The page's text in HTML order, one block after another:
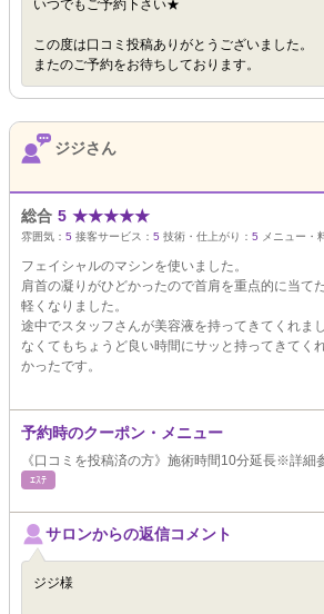
いつでもご予約下さい★
この度は口コミ投稿ありがとうございました。
またのご予約をお待ちしております。
ジジさん
総合 5 ★★★★★
雰囲気： 5 接客サービス： 5 技術・仕上がり： 5 メニュー・
フェイシャルのマシンを使いました。
肩首の凝りがひどかったので首肩を重点的に当て
軽くなりました。
途中でスタッフさんが美容液を持ってきてくれま
なくてもちょうど良い時間にサッと持ってきてく
かったです。
予約時のクーポン・メニュー
《口コミを投稿済の方》施術時間10分延長※詳細
ｴｽﾃ
サロンからの返信コメント
ジジ様